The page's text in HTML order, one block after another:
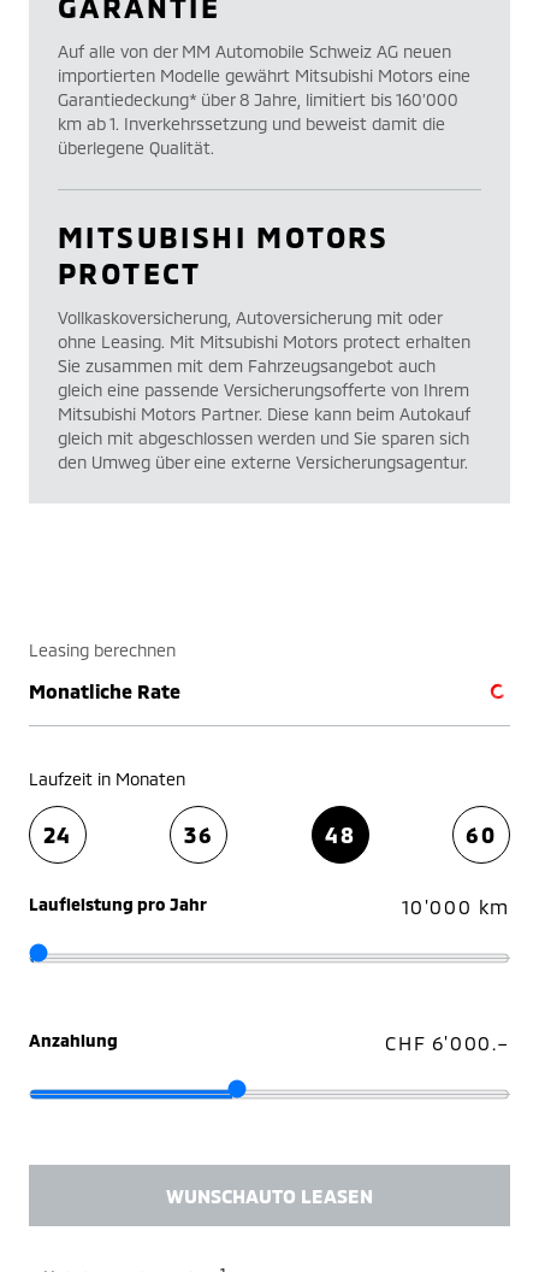
Auf alle von der MM Automobile Schweiz AG neuen
importierten Modelle gewährt Mitsubishi Motors eine
Garantiedeckung* über 8 Jahre, limitiert bis 160’000
km ab 1. Inverkehrssetzung und beweist damit die
überlegene Qualität.
MITSUBISHI MOTORS
PROTECT
Vollkaskoversicherung, Autoversicherung mit oder
ohne Leasing. Mit Mitsubishi Motors protect erhalten
Sie zusammen mit dem Fahrzeugsangebot auch
gleich eine passende Versicherungsofferte von Ihrem
Mitsubishi Motors Partner. Diese kann beim Autokauf
gleich mit abgeschlossen werden und Sie sparen sich
den Umweg über eine externe Versicherungsagentur.
Leasing berechnen
Monatliche Rate
Laufzeit in Monaten
24 36 48 60
Laufleistung pro Jahr 10'000 km
Anzahlung CHF 6'000.–
WUNSCHAUTO LEASEN